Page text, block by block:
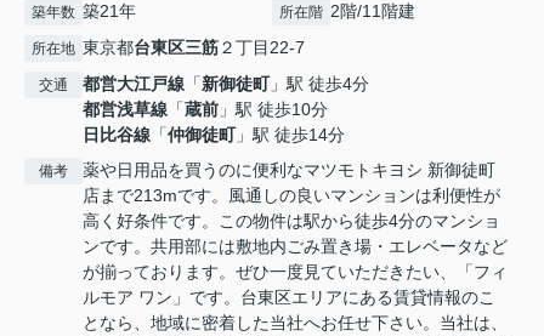
築年数 築21年 所在階 2階/11階建
所在地 東京都台東区三筋２丁目22-7
交通 都営大江戸線 「新御徒町」駅 徒歩4分
都営浅草線 「蔵前 」駅 徒歩10分
日比谷線 「仲御徒町」駅 徒歩14分
備考
薬や日用品を買うのに便利なマツモトキヨシ 新御徒町
店まで213mです。風通しの良いマンションは利便性が
高く好条件です。この物件は駅から徒歩4分のマンショ
ンです。共用部には敷地内ごみ置き場・エレベータなど
が揃っております。ぜひ一度見ていただきたい、「フィ
ルモア ワン」です。台東区エリアにある賃貸情報のこ
となら、地域に密着した当社へお任せ下さい。当社は、